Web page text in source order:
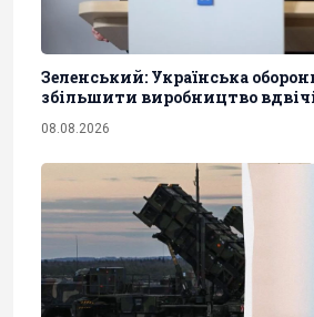
Зеленський: Українська
збільшити виробництво
08.08.2026